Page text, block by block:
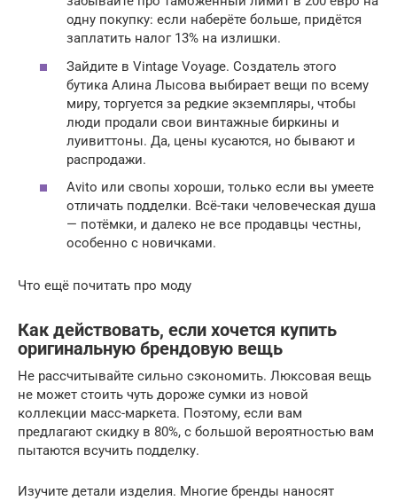
одну покупку: если наберёте больше, придётся
заплатить налог 13% на излишки.
Зайдите в Vintage Voyage. Создатель этого
бутика Алина Лысова выбирает вещи по всему
миру, торгуется за редкие экземпляры, чтобы
люди продали свои винтажные биркины и
луивиттоны. Да, цены кусаются, но бывают и
распродажи.
Avito или свопы хороши, только если вы умеете
отличать подделки. Всё-таки человеческая душа
— потёмки, и далеко не все продавцы честны,
особенно с новичками.
Что ещё почитать про моду
Как действовать, если хочется купить
оригинальную брендовую вещь
Не рассчитывайте сильно сэкономить. Люксовая вещь
не может стоить чуть дороже сумки из новой
коллекции масс-маркета. Поэтому, если вам
предлагают скидку в 80%, с большой вероятностью вам
пытаются всучить подделку.
Изучите детали изделия. Многие бренды наносят